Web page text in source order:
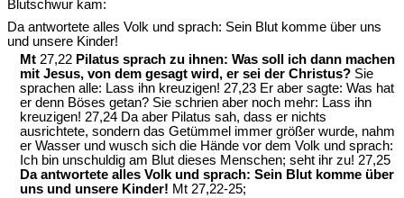
Blutschwur kam:
Da antwortete alles Volk und sprach: Sein Blut komme über uns
und unsere Kinder!
Mt 27,22 Pilatus sprach zu ihnen: Was soll ich dann machen
mit Jesus, von dem gesagt wird, er sei der Christus? Sie
sprachen alle: Lass ihn kreuzigen! 27,23 Er aber sagte: Was hat
er denn Böses getan? Sie schrien aber noch mehr: Lass ihn
kreuzigen! 27,24 Da aber Pilatus sah, dass er nichts
ausrichtete, sondern das Getümmel immer größer wurde, nahm
er Wasser und wusch sich die Hände vor dem Volk und sprach:
Ich bin unschuldig am Blut dieses Menschen; seht ihr zu! 27,25
Da antwortete alles Volk und sprach: Sein Blut komme über
uns und unsere Kinder! Mt 27,22-25;